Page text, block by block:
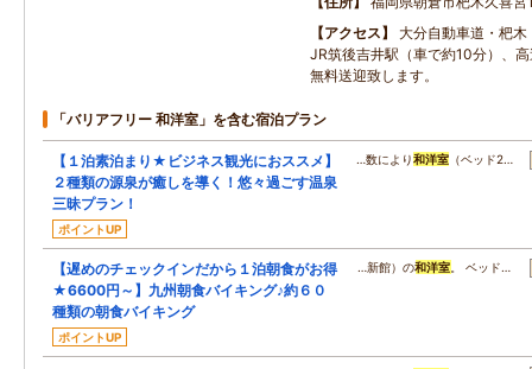
アクセス
大分自動車道・杷
JR筑後吉井駅（車で約10分）、
無料送迎致します。
「バリアフリー 和洋室」を含む宿泊プラン
【１泊素泊まり★ビジネス観光におススメ】
２種類の源泉が癒しを導く！悠々過ごす温泉
三昧プラン！
ポイントUP
…数により和洋室 （ベッド2…
【遅めのチェックインだから１泊朝食がお得
★6600円～】九州朝食バイキング♪約６０
種類の朝食バイキング
ポイントUP
…新館）の和洋室 。 ベッド…